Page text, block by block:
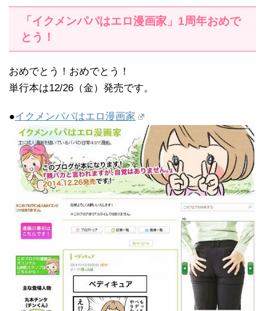
「イクメンパパはエロ漫画家」1周年おめで
とう！
おめでとう！おめでとう！
単行本は12/26（金）発売です。
●イクメンパパはエロ漫画家